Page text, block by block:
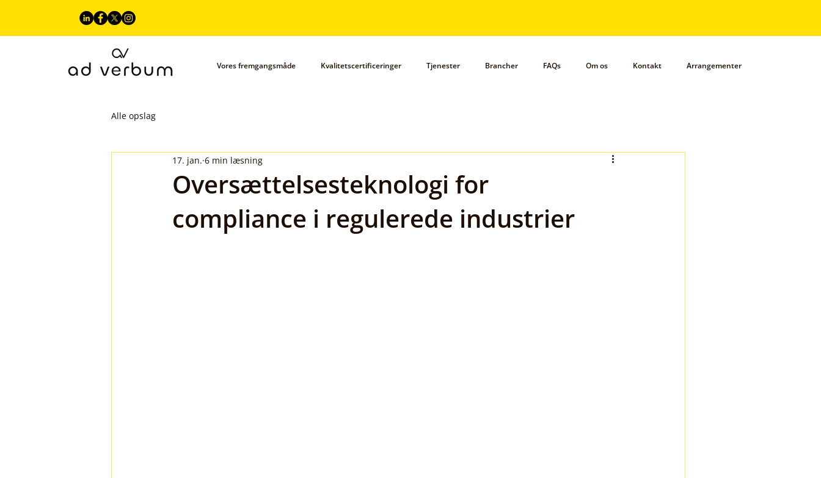
Vores fremgangsmåde Kvalitetscertificeringer Tjenester Brancher FAQs Om os Kontakt Arrangementer
Alle opslag
Oversættelsesteknologi for
compliance i regulerede industrier
17. jan. 6 min læsning